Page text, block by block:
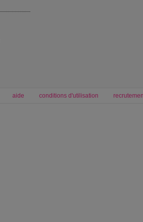
aide conditions d'utilisation